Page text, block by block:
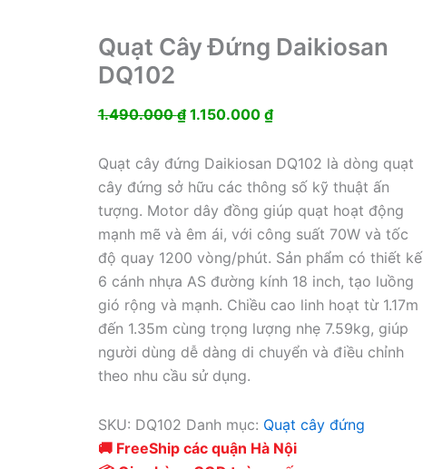
Quạt Cây Đứng Daikiosan
DQ102
1.490.000₫ Giá
là:
1.490.000 ₫.
1.150.000 ₫Giá
tại
là:
1.150.000 ₫.
Quạt cây đứng Daikiosan DQ102 là dòng quạt
cây đứng sở hữu các thông số kỹ thuật ấn
tượng. Motor dây đồng giúp quạt hoạt động
mạnh mẽ và êm ái, với công suất 70W và tốc
độ quay 1200 vòng/phút. Sản phẩm có thiết kế
6 cánh nhựa AS đường kính 18 inch, tạo luồng
gió rộng và mạnh. Chiều cao linh hoạt từ 1.17m
đến 1.35m cùng trọng lượng nhẹ 7.59kg, giúp
người dùng dễ dàng di chuyển và điều chỉnh
theo nhu cầu sử dụng.
SKU: DQ102 Danh mục: Quạt cây đứng
🚚 FreeShip các quận Hà Nội